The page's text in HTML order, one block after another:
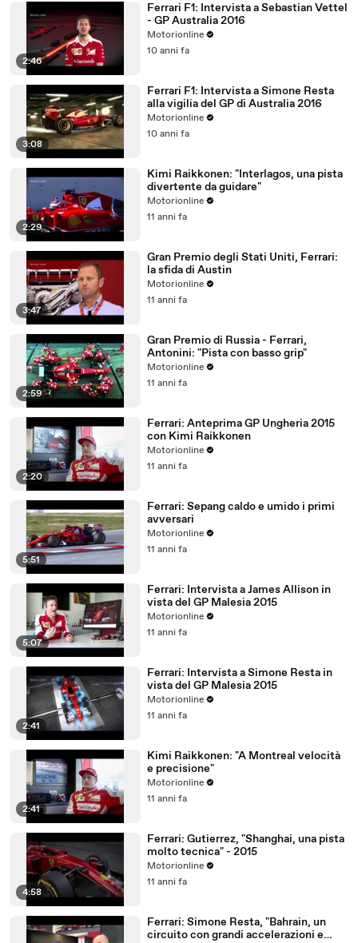
2:46
Ferrari F1: Intervista a Sebastian Vettel
- GP Australia 2016
Motorionline
10 anni fa
3:08
Ferrari F1: Intervista a Simone Resta
alla vigilia del GP di Australia 2016
Motorionline
10 anni fa
2:29
Kimi Raikkonen: "Interlagos, una pista
divertente da guidare"
Motorionline
11 anni fa
3:47
Gran Premio degli Stati Uniti, Ferrari:
la sfida di Austin
Motorionline
11 anni fa
2:59
Gran Premio di Russia - Ferrari,
Antonini: "Pista con basso grip"
Motorionline
11 anni fa
2:20
Ferrari: Anteprima GP Ungheria 2015
con Kimi Raikkonen
Motorionline
11 anni fa
5:51
Ferrari: Sepang caldo e umido i primi
avversari
Motorionline
11 anni fa
5:07
Ferrari: Intervista a James Allison in
vista del GP Malesia 2015
Motorionline
11 anni fa
2:41
Ferrari: Intervista a Simone Resta in
vista del GP Malesia 2015
Motorionline
11 anni fa
2:41
Kimi Raikkonen: "A Montreal velocità
e precisione"
Motorionline
11 anni fa
4:58
Ferrari: Gutierrez, "Shanghai, una pista
molto tecnica" - 2015
Motorionline
11 anni fa
Ferrari: Simone Resta, "Bahrain, un
circuito con grandi accelerazioni e